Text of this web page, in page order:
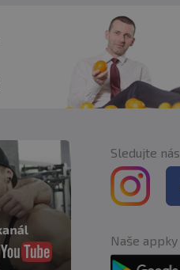
Sledujte nás
Naše appky